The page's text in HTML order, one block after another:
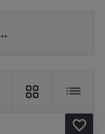
favorite_border